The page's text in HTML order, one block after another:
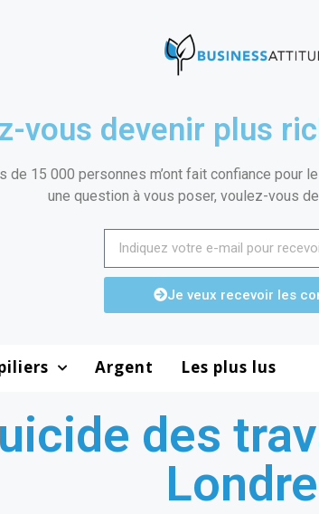
vous devenir plus
de 15 000 personnes m’ont fait confiance pour
une question à vous poser, voulez-vous
Je veux recevoir les
Argent Les plus lus
des